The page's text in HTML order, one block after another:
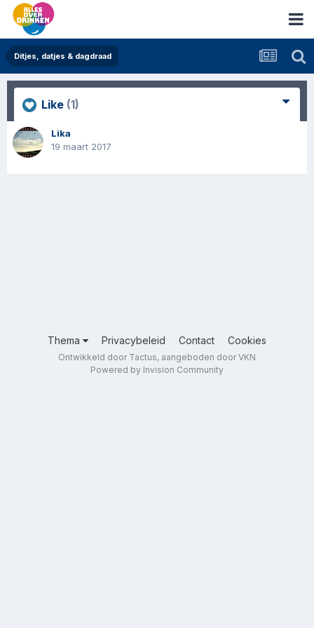
Ditjes, datjes & dagdraad
Like (1)
Lika
19 maart 2017
Thema Privacybeleid Contact Cookies
Ontwikkeld door Tactus, aangeboden door VKN
Powered by Invision Community